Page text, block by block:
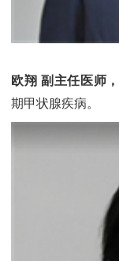
欧翔 副主任医师，
期甲状腺疾病。